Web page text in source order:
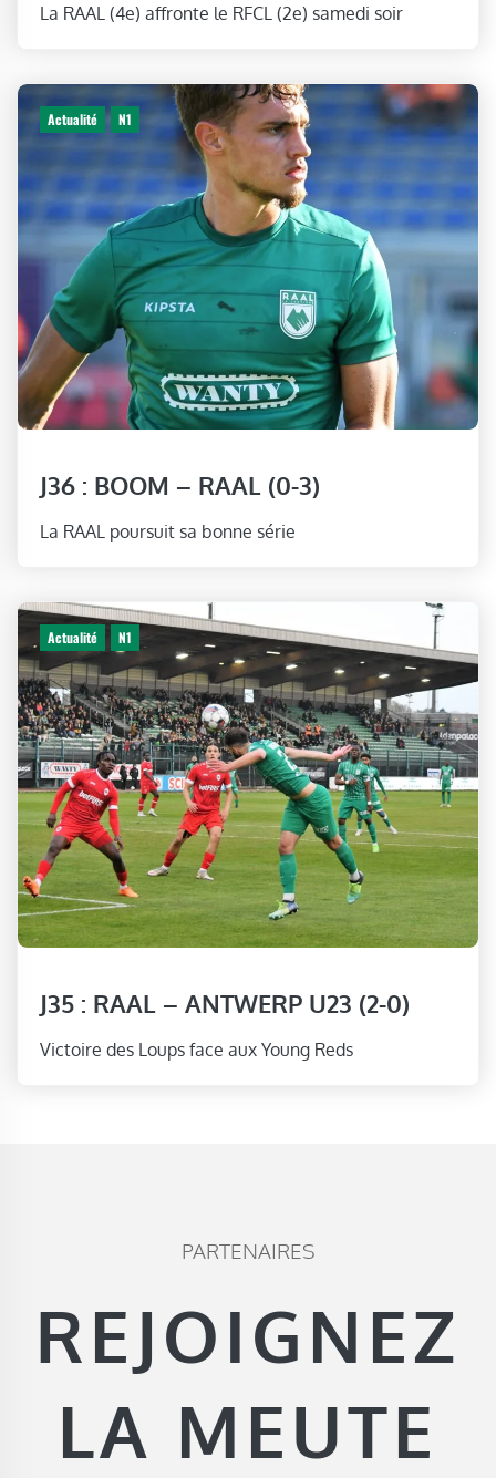
La RAAL (4e) affronte le RFCL (2e) samedi soir
Actualité N1
J36 : BOOM – RAAL (0-3)
La RAAL poursuit sa bonne série
Actualité N1
J35 : RAAL – ANTWERP U23 (2-0)
Victoire des Loups face aux Young Reds
PARTENAIRES
REJOIGNEZ
LA MEUTE